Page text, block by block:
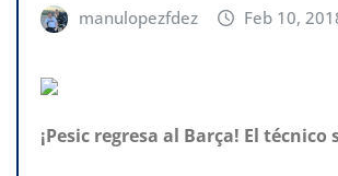
manulopezfdez Feb 10,
¡Pesic regresa al Barça! El